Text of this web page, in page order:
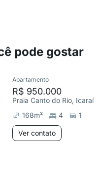
pode gostar
Apartamento
R$ 950.000
Praia Canto do Rio, Icaraí
168m² 4 1
Ver contato